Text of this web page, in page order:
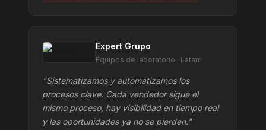
Expert Grupo
Equipos de laboratorio · Latam
"Sistematizamos y automatizamos los
procesos clave. Cada vendedor sigue el
mismo proceso, hay visibilidad en tiempo real
y las oportunidades ya no se pierden."